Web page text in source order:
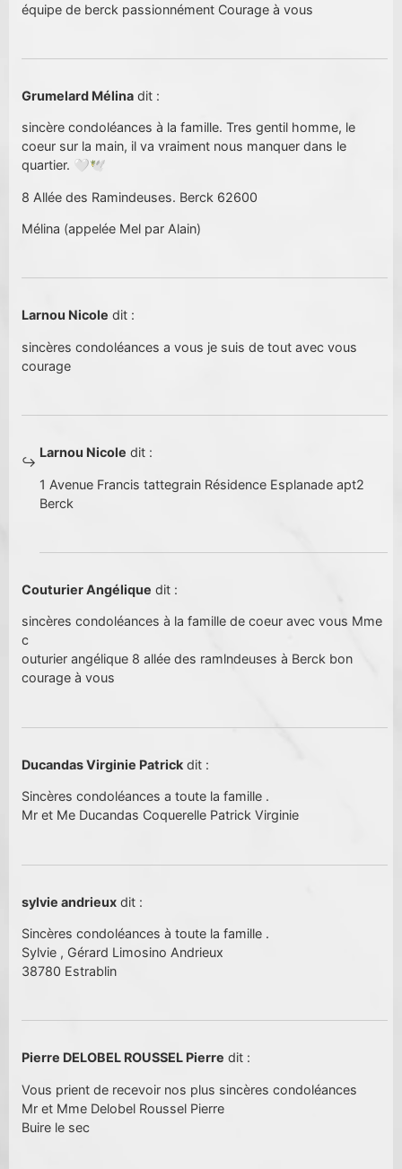
équipe de berck passionnément Courage à vous
Grumelard Mélina dit :
sincère condoléances à la famille. Tres gentil homme, le
coeur sur la main, il va vraiment nous manquer dans le
quartier. 🤍🕊️
8 Allée des Ramindeuses. Berck 62600
Mélina (appelée Mel par Alain)
Larnou Nicole dit :
sincères condoléances a vous je suis de tout avec vous
courage
Larnou Nicole dit :
1 Avenue Francis tattegrain Résidence Esplanade apt2
Berck
Couturier Angélique dit :
sincères condoléances à la famille de coeur avec vous Mme
c
outurier angélique 8 allée des ramlndeuses à Berck bon
courage à vous
Ducandas Virginie Patrick dit :
Sincères condoléances a toute la famille .
Mr et Me Ducandas Coquerelle Patrick Virginie
sylvie andrieux dit :
Sincères condoléances à toute la famille .
Sylvie , Gérard Limosino Andrieux
38780 Estrablin
Pierre DELOBEL ROUSSEL Pierre dit :
Vous prient de recevoir nos plus sincères condoléances
Mr et Mme Delobel Roussel Pierre
Buire le sec